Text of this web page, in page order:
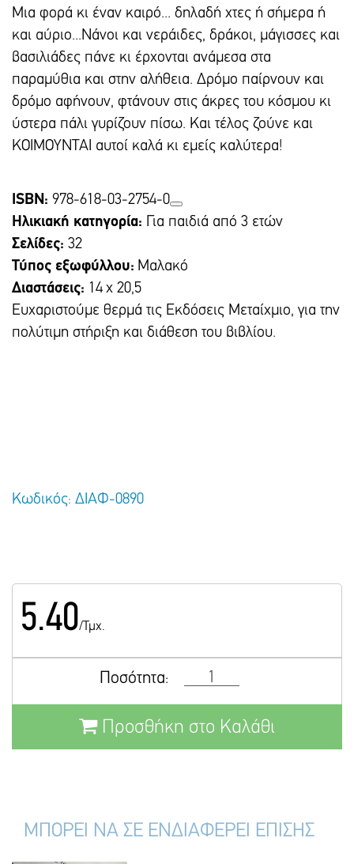
Μια φορά κι έναν καιρό... δηλαδή χτες ή σήμερα ή
και αύριο...Νάνοι και νεράιδες, δράκοι, μάγισσες και
βασιλιάδες πάνε κι έρχονται ανάμεσα στα
παραμύθια και στην αλήθεια. Δρόμο παίρνουν και
δρόμο αφήνουν, φτάνουν στις άκρες του κόσμου κι
ύστερα πάλι γυρίζουν πίσω. Και τέλος ζούνε και
ΚΟΙΜΟΥΝΤΑΙ αυτοί καλά κι εμείς καλύτερα!
ISBN: 978-618-03-2754-0
Ηλικιακή κατηγορία: Για παιδιά από 3 ετών
Σελίδες: 32
Τύπος εξωφύλλου: Μαλακό
Διαστάσεις: 14 x 20,5
Ευχαριστούμε θερμά τις Εκδόσεις Μεταίχμιο, για την
πολύτιμη στήριξη και διάθεση του βιβλίου.
Κωδικός: ΔΙΑΦ-0890
5.40/Τμχ.
Ποσότητα:
Προσθήκη στο Καλάθι
ΜΠΟΡΕΙ ΝΑ ΣΕ ΕΝΔΙΑΦΕΡΕΙ ΕΠΙΣΗΣ